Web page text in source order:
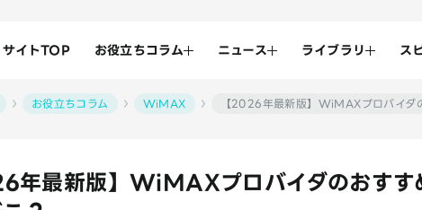
サイトTOP お役立ちコラム ニュース ライブラリ ス
お役立ちコラム WiMAX 【2026年最新版】WiMAXプロバイダ
年最新版】WiMAXプロバイダのおすす